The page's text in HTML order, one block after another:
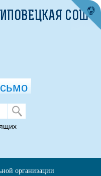
СОШ
организации